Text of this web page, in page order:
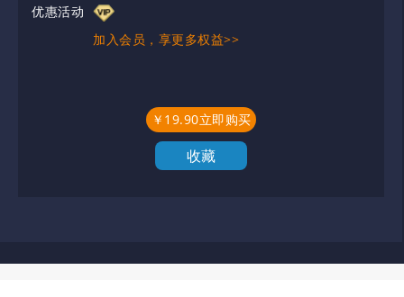
优惠活动
加入会员，享更多权益>>
￥19.90立即购买
收藏